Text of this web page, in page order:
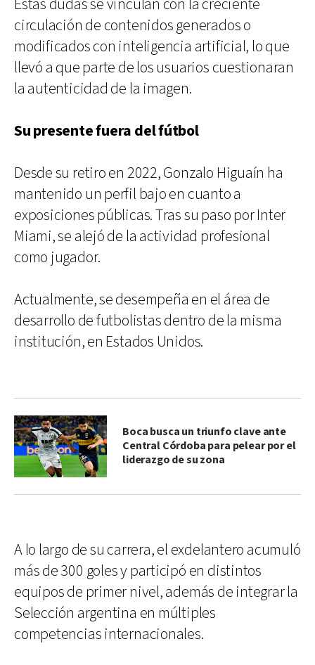
Estas dudas se vinculan con la creciente
circulación de contenidos generados o
modificados con inteligencia artificial, lo que
llevó a que parte de los usuarios cuestionaran
la autenticidad de la imagen.
Su presente fuera del fútbol
Desde su retiro en 2022, Gonzalo Higuaín ha
mantenido un perfil bajo en cuanto a
exposiciones públicas. Tras su paso por Inter
Miami, se alejó de la actividad profesional
como jugador.
Actualmente, se desempeña en el área de
desarrollo de futbolistas dentro de la misma
institución, en Estados Unidos.
Boca busca un triunfo clave ante
Central Córdoba para pelear por el
liderazgo de su zona
A lo largo de su carrera, el exdelantero acumuló
más de 300 goles y participó en distintos
equipos de primer nivel, además de integrar la
Selección argentina en múltiples
competencias internacionales.